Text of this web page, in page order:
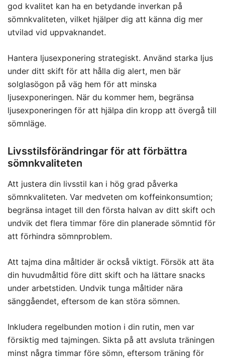
god kvalitet kan ha en betydande inverkan på
sömnkvaliteten, vilket hjälper dig att känna dig mer
utvilad vid uppvaknandet.
Hantera ljusexponering strategiskt. Använd starka ljus
under ditt skift för att hålla dig alert, men bär
solglasögon på väg hem för att minska
ljusexponeringen. När du kommer hem, begränsa
ljusexponeringen för att hjälpa din kropp att övergå till
sömnläge.
Livsstilsförändringar för att förbättra
sömnkvaliteten
Att justera din livsstil kan i hög grad påverka
sömnkvaliteten. Var medveten om koffeinkonsumtion;
begränsa intaget till den första halvan av ditt skift och
undvik det flera timmar före din planerade sömntid för
att förhindra sömnproblem.
Att tajma dina måltider är också viktigt. Försök att äta
din huvudmåltid före ditt skift och ha lättare snacks
under arbetstiden. Undvik tunga måltider nära
sänggåendet, eftersom de kan störa sömnen.
Inkludera regelbunden motion i din rutin, men var
försiktig med tajmingen. Sikta på att avsluta träningen
minst några timmar före sömn, eftersom träning för